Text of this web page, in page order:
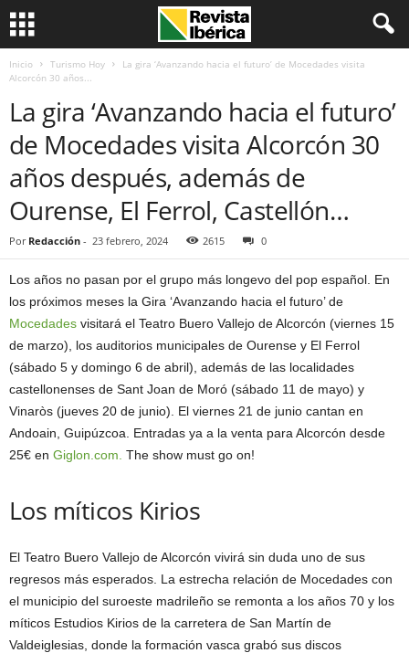
Inicio Turismo Hoy
La gira ‘Avanzando hacia el futuro’ de Mocedades visita
Alcorcón 30 años...
La gira ‘Avanzando hacia el futuro’
de Mocedades visita Alcorcón 30
años después, además de
Ourense, El Ferrol, Castellón…
Por Redacción - 23 febrero, 2024 2615 0
Los años no pasan por el grupo más longevo del pop español. En
los próximos meses la Gira ‘Avanzando hacia el futuro’ de
Mocedades visitará el Teatro Buero Vallejo de Alcorcón (viernes 15
de marzo), los auditorios municipales de Ourense y El Ferrol
(sábado 5 y domingo 6 de abril), además de las localidades
castellonenses de Sant Joan de Moró (sábado 11 de mayo) y
Vinaròs (jueves 20 de junio). El viernes 21 de junio cantan en
Andoain, Guipúzcoa. Entradas ya a la venta para Alcorcón desde
25€ en Giglon.com. The show must go on!
Los míticos Kirios
El Teatro Buero Vallejo de Alcorcón vivirá sin duda uno de sus
regresos más esperados. La estrecha relación de Mocedades con
el municipio del suroeste madrileño se remonta a los años 70 y los
míticos Estudios Kirios de la carretera de San Martín de
Valdeiglesias, donde la formación vasca grabó sus discos